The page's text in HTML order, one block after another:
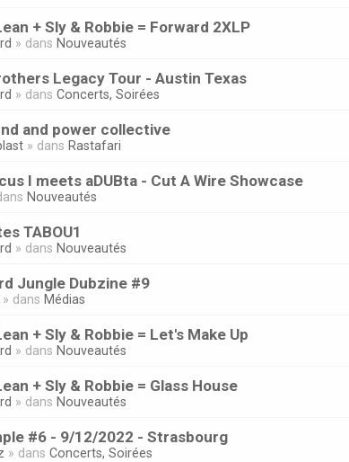
+ Sly & Robbie = Forward 2XLP
» dans Nouveautés
Legacy Tour - Austin Texas
» dansConcerts, Soirées
and power collective
» dans Rastafari
I meets aDUBta - Cut A Wire Showcase
Nouveautés
TABOU1
» dans Nouveautés
Jungle Dubzine #9
» dans Médias
+ Sly & Robbie = Let's Make Up
» dans Nouveautés
+ Sly & Robbie = Glass House
» dans Nouveautés
#6 - 9/12/2022 - Strasbourg
» dansConcerts, Soirées